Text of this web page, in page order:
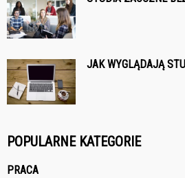
JAK WYGLĄDAJĄ
POPULARNE KATEGORIE
PRACA